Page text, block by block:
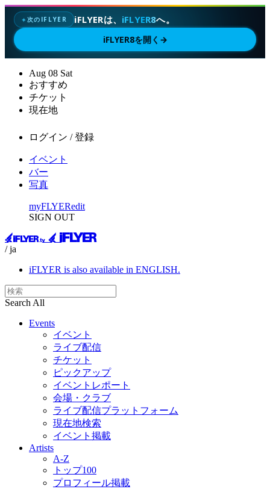
✦次のIFLYER iFLYERは、 iFLYER8へ。
iFLYER8を開く →
Aug 08 Sat
おすすめ
チケット
現在地
ログイン / 登録
イベント
バー
写真
myFLYERedit
SIGN OUT
/ ja
iFLYER is also available in ENGLISH.
Search All
Events
イベント
ライブ配信
チケット
ピックアップ
イベントレポート
会場・クラブ
ライブ配信プラットフォーム
現在地検索
イベント掲載
Artists
A-Z
トップ100
プロフィール掲載